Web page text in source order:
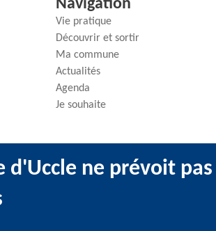
Navigation
Vie pratique
Découvrir et sortir
Ma commune
Actualités
Agenda
Je souhaite
d'Uccle ne prévoit pas